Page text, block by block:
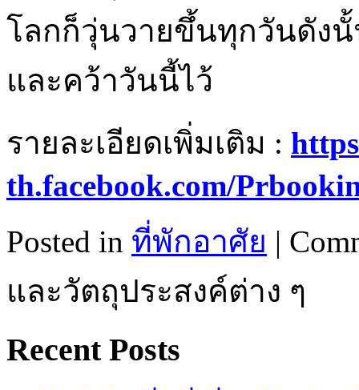
โลกก็วุ่นวายขึ้นทุกวันดัง
และคว้าวันนี้ไว้
รายละเอียดเพิ่มเติม :
th.facebook.com/
Posted in ที่พักอาศัย |
และวัตถุประสงค์ต่าง ๆ
Recent Posts